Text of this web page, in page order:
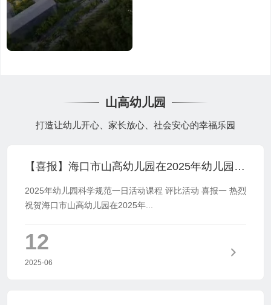
山高幼儿园
打造让幼儿开心、家长放心、社会安心的幸福乐园
【喜报】海口市山高幼儿园在2025年幼儿园科学规范一日活动课程评比活动中荣获佳绩
2025年幼儿园科学规范一日活动课程 评比活动 喜报一 热烈
祝贺海口市山高幼儿园在2025年...
12
2025-06